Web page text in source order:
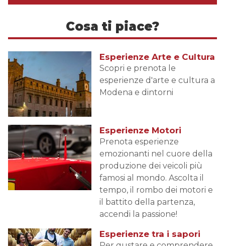
and
date.
question
mark
key
to
get
the
keyboard
shortcuts
for
changing
dates.
the
select
Press
the
question
mark
key
to
get
keyboard
shortcuts
for
changing
Cosa ti piace?
Esperienze Arte e Cultura
Scopri e prenota le
esperienze d'arte e cultura a
Modena e dintorni
Esperienze Motori
Prenota esperienze
emozionanti nel cuore della
produzione dei veicoli più
famosi al mondo. Ascolta il
tempo, il rombo dei motori e
il battito della partenza,
accendi la passione!
Esperienze tra i sapori